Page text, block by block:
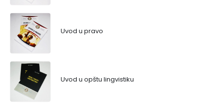
Uvod u pravo
Uvod u opštu lingvistiku